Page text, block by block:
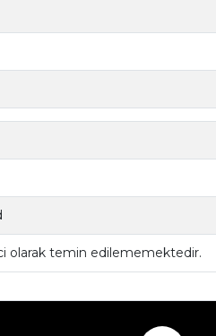
olarak temin edilememektedir.